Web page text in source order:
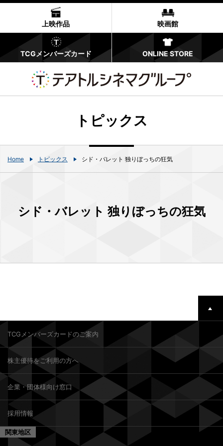
上映作品 映画館
TCGメンバーズカード ONLINE STORE
トピックス
Home トピックス シド・バレット 独りぼっちの狂気
シド・バレット 独りぼっちの狂気
TCGメンバーズカードのご案内
株主優待をご利用の方へ
企業・団体様向け窓口
採用情報
関東地区